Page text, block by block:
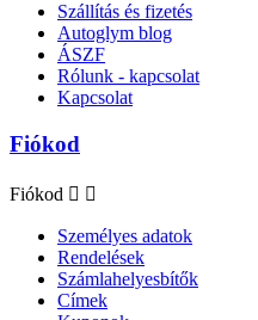
Szállítás és fizetés
Autoglym blog
ÁSZF
Rólunk - kapcsolat
Kapcsolat
Fiókod
Fiókod  
Személyes adatok
Rendelések
Számlahelyesbítők
Címek